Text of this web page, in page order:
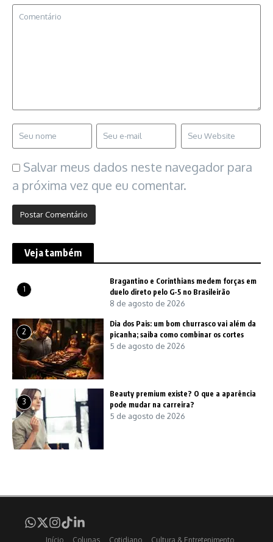
Salvar meus dados neste navegador para
a próxima vez que eu comentar.
Veja também
1
Bragantino e Corinthians medem forças em
duelo direto pelo G-5 no Brasileirão
8 de agosto de 2026
2
Dia dos Pais: um bom churrasco vai além da
picanha; saiba como combinar os cortes
5 de agosto de 2026
3
Beauty premium existe? O que a aparência
pode mudar na carreira?
5 de agosto de 2026
Início Colunas Cotidiano Cultura & Entretenimento